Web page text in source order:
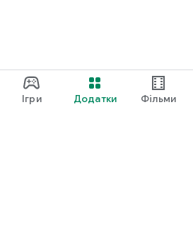
Ігри Додатки Фільми